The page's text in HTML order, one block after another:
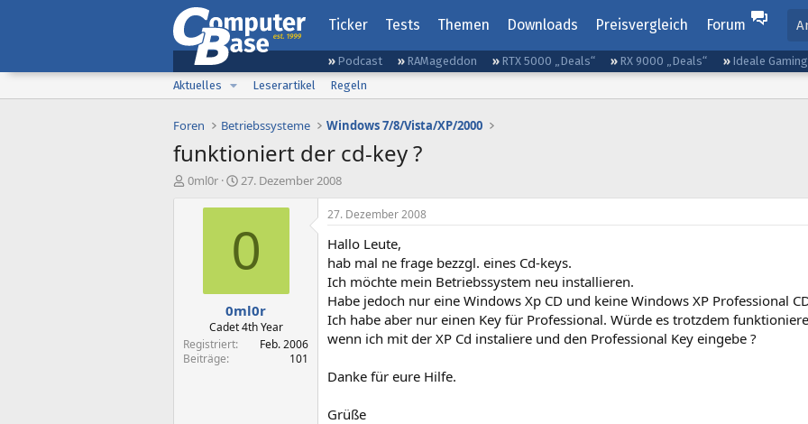
Ticker Tests Themen Downloads Preisvergleich Forum
Podcast RAMageddon RTX 5000 „Deals“ RX 9000 „Deals“ Ideale
Aktuelles
Leserartikel Regeln
Foren Betriebssysteme Windows 7/8/Vista/XP/2000
funktioniert der cd-key ?
E
0ml0r
E
s
t
e
l
t
a
m
27. Dezember 2008
0
0ml0r
Cadet 4th Year
Registriert
Feb. 2006
Beiträge
101
27. Dezember 2008
Hallo Leute,
hab mal ne frage bezzgl. eines Cd-keys.
Ich möchte mein Betriebssystem neu installieren.
Habe jedoch nur eine Windows Xp CD und keine Windows XP Professional
Ich habe aber nur einen Key für Professional. Würde es trotzdem
wenn ich mit der XP Cd instaliere und den Professional Key eingebe ?
Danke für eure Hilfe.
Grüße